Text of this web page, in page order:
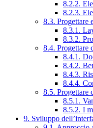
8.2.2.
8.2.3.
8.3. Progettare
8.3.1.
8.3.2.
8.4. Progettare
8.4.1.
8.4.2.
8.4.3.
8.4.4.
8.5. Progettare
8.5.1.
8.5.2. I
9. Sviluppo